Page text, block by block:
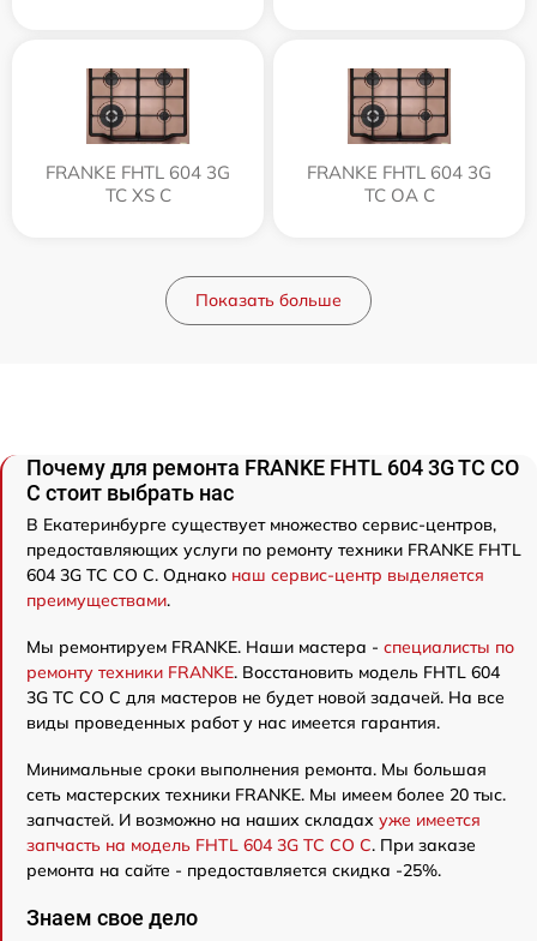
FRANKE FHTL 604 3G
TC XS C
FRANKE FHTL 604 3G
TC OA C
Показать больше
Почему для ремонта FRANKE FHTL 604 3G TC CO
C стоит выбрать нас
В Екатеринбурге существует множество сервис-центров,
предоставляющих услуги по ремонту техники FRANKE FHTL
604 3G TC CO C. Однако наш сервис-центр выделяется
преимуществами.
Мы ремонтируем FRANKE. Наши мастера - специалисты по
ремонту техники FRANKE. Восстановить модель FHTL 604
3G TC CO C для мастеров не будет новой задачей. На все
виды проведенных работ у нас имеется гарантия.
Минимальные сроки выполнения ремонта. Мы большая
сеть мастерских техники FRANKE. Мы имеем более 20 тыс.
запчастей. И возможно на наших складах уже имеется
запчасть на модель FHTL 604 3G TC CO C. При заказе
ремонта на сайте - предоставляется скидка -25%.
Знаем свое дело